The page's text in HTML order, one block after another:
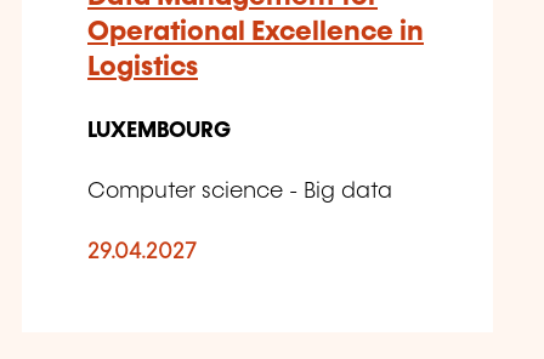
Operational Excellence in
Logistics
LUXEMBOURG
Computer science - Big data
29.04.2027